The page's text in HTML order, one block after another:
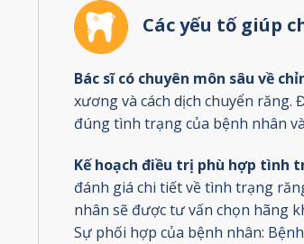
Các yếu tố giúp
Bác sĩ có chuyên môn sâu về
xương và cách dịch chuyển
đúng tình trạng của bệnh nhân
Kế hoạch điều trị phù hợp tình
đánh giá chi tiết về tình trạng
nhân sẽ được tư vấn chọn hãng
Sự phối hợp của bệnh nhân: